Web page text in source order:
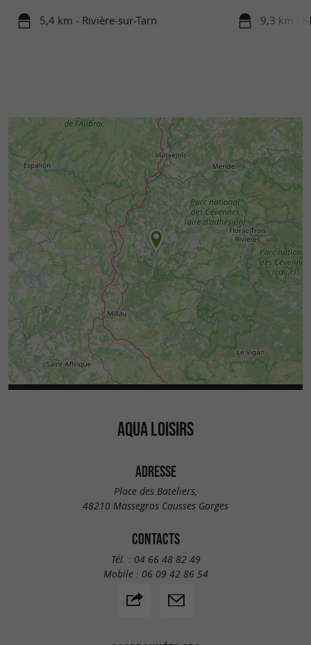
5,4 km - Rivière-sur-Tarn 9,3 km -
AQUA LOISIRS
ADRESSE
Place des Bateliers,
48210 Massegros Causses Gorges
CONTACTS
Tél. : 04 66 48 82 49
Mobile : 06 09 42 86 54